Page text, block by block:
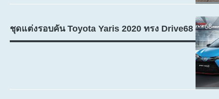
ชุดแต่งรอบคัน Toyota Yaris 2020 ทรง Drive68